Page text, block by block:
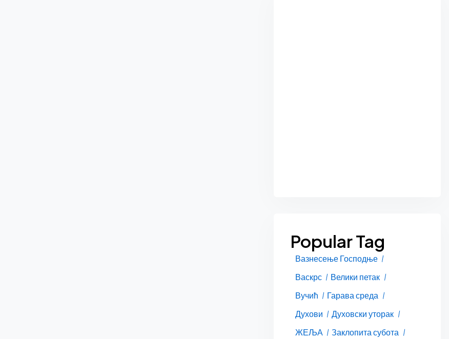
Popular Tag
Вазнесење Господње
Васкрс
Велики петак
Вучић
Гарава среда
Духови
Духовски уторак
ЖЕЉА
Заклопита субота